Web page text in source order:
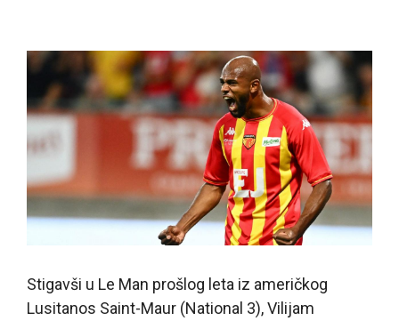
Stigavši u Le Man prošlog leta iz američkog
Lusitanos Saint-Maur (National 3), Vilijam